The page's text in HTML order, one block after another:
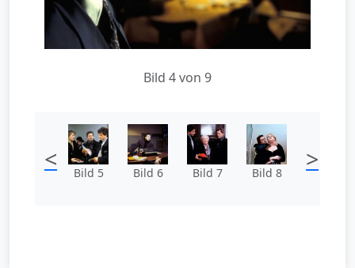
Bild 4 von 9
< Bild 5 Bild 6 Bild 7 Bild 8 >